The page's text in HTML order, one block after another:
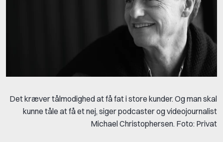
Det kræver tålmodighed at få fat i store kunder. Og man skal
kunne tåle at få et nej, siger podcaster og videojournalist
Michael Christophersen. Foto: Privat